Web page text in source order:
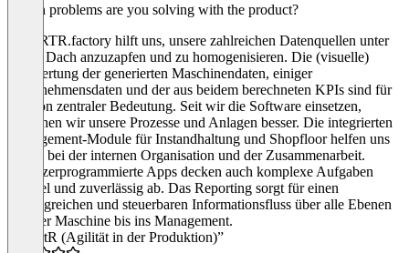
Which problems are you solving with the product?
SMARTR.factory hilft uns, unsere zahlreichen Datenquellen unter
einem Dach anzuzapfen und zu homogenisieren. Die (visuelle)
Auswertung der generierten Maschinendaten, einiger
Unternehmensdaten und der aus beidem berechneten KPIs sind für
uns von zentraler Bedeutung. Seit wir die Software einsetzen,
verstehen wir unsere Prozesse und Anlagen besser. Die integrierten
Management-Module für Instandhaltung und Shopfloor helfen uns
enorm bei der internen Organisation und der Zusammenarbeit.
Benutzerprogrammierte Apps decken auch komplexe Aufgaben
flexibel und zuverlässig ab. Das Reporting sorgt für einen
umfangreichen und steuerbaren Informationsfluss über alle Ebenen
von der Maschine bis ins Management.
“SmartR (Agilität in der Produktion)”